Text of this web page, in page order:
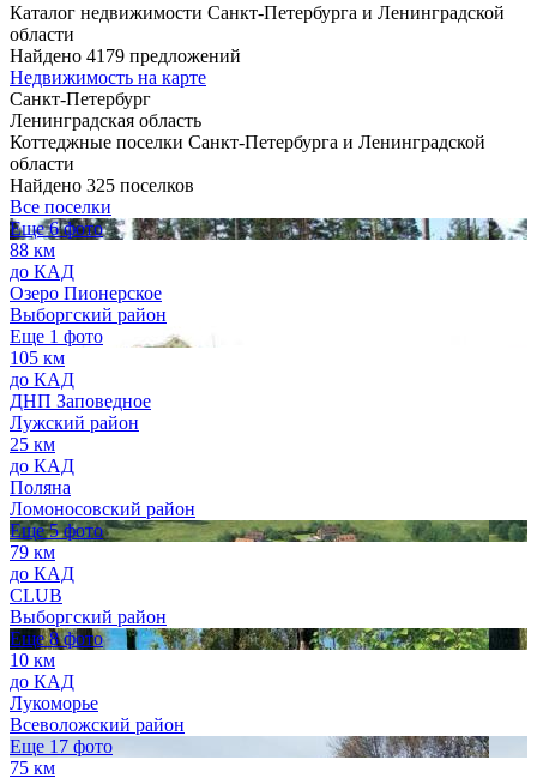
Каталог недвижимости Санкт-Петербурга и Ленинградской
области
Найдено 4179 предложений
Недвижимость на карте
Санкт-Петербург
Ленинградская область
Коттеджные поселки Санкт-Петербурга и Ленинградской
области
Найдено 325 поселков
Все поселки
Еще 6 фото
88 км
до КАД
Озеро Пионерское
Выборгский район
Еще 1 фото
105 км
до КАД
ДНП Заповедное
Лужский район
25 км
до КАД
Поляна
Ломоносовский район
Еще 5 фото
79 км
до КАД
CLUB
Выборгский район
Еще 8 фото
10 км
до КАД
Лукоморье
Всеволожский район
Еще 17 фото
75 км